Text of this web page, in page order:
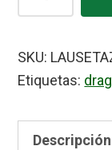
37
cantidad
SKU:
Etiquetas:
Descripción